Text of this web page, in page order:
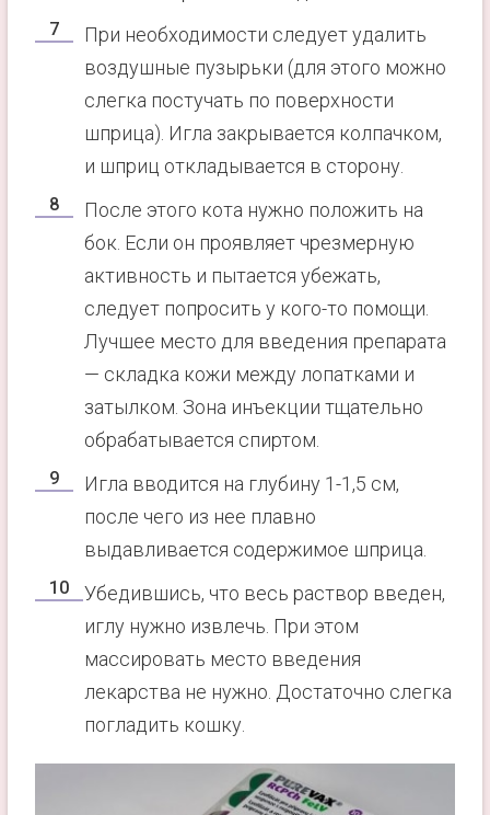
При необходимости следует удалить
воздушные пузырьки (для этого можно
слегка постучать по поверхности
шприца). Игла закрывается колпачком,
и шприц откладывается в сторону.
После этого кота нужно положить на
бок. Если он проявляет чрезмерную
активность и пытается убежать,
следует попросить у кого-то помощи.
Лучшее место для введения препарата
— складка кожи между лопатками и
затылком. Зона инъекции тщательно
обрабатывается спиртом.
Игла вводится на глубину 1-1,5 см,
после чего из нее плавно
выдавливается содержимое шприца.
Убедившись, что весь раствор введен,
иглу нужно извлечь. При этом
массировать место введения
лекарства не нужно. Достаточно слегка
погладить кошку.